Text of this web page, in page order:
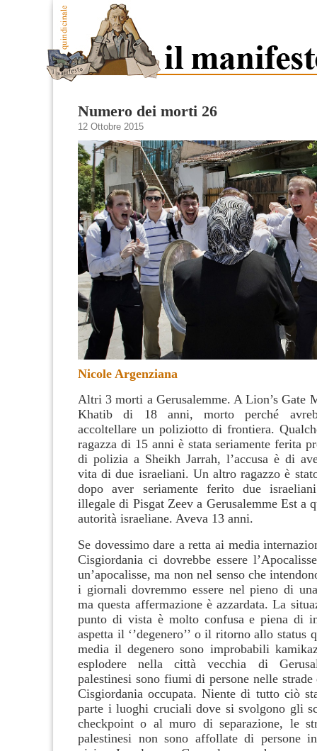
Numero dei morti 26
12 Ottobre 2015
Nicole Argenziana
Altri 3 morti a Gerusalemme. A Lion’s Gate
Khatib di 18 anni, morto perché
accoltellare un poliziotto di frontiera.
ragazza di 15 anni è stata seriamente ferita
di polizia a Sheikh Jarrah, l’accusa è di
vita di due israeliani. Un altro ragazzo è
dopo aver seriamente ferito due
illegale di Pisgat Zeev a Gerusalemme Est a
autorità israeliane. Aveva 13 anni.
Se dovessimo dare a retta ai media
Cisgiordania ci dovrebbe essere
un’apocalisse, ma non nel senso che
i giornali dovremmo essere nel pieno di
ma questa affermazione è azzardata. La
punto di vista è molto confusa e piena di
aspetta il ‘’degenero’’ o il ritorno allo status
media il degenero sono improbabili
esplodere nella città vecchia di
palestinesi sono fiumi di persone nelle
Cisgiordania occupata. Niente di tutto ciò
parte i luoghi cruciali dove si svolgono gli
checkpoint o al muro di separazione, le
palestinesi non sono affollate di persone